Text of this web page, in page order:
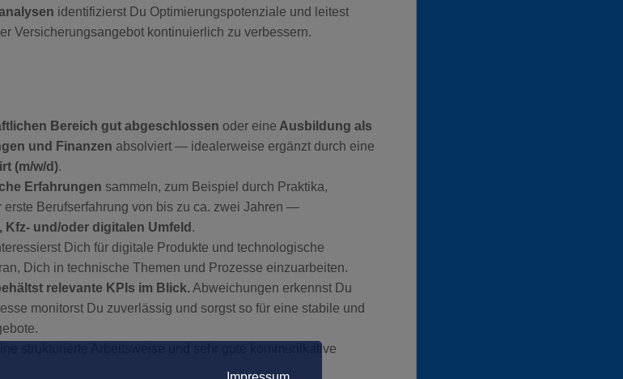
identifizierst Du Optimierungspotenziale und leitest
Versicherungsangebot kontinuierlich zu verbessern.
Bereich gut abgeschlossen oder eine Ausbildung als
und Finanzen absolviert — idealerweise ergänzt durch eine
(m/w/d).
Erfahrungen sammeln, zum Beispiel durch Praktika,
Berufserfahrung von bis zu ca. zwei Jahren —
und/oder digitalen Umfeld .
Dich für digitale Produkte und technologische
Dich in technische Themen und Prozesse einzuarbeiten.
relevante KPIs im Blick.Abweichungen erkennst Du
monitorst Du zuverlässig und sorgst so für eine stabile und
strukturierte Arbeitsweise und sehr gute kommunikative